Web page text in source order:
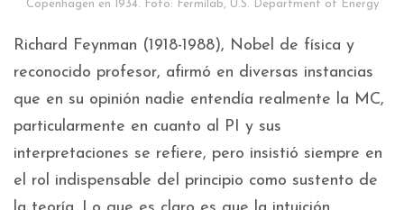
Copenhagen en 1934. Foto: Fermilab, U.S. Department of Energy
Richard Feynman (1918-1988), Nobel de física y
reconocido profesor, afirmó en diversas instancias
que en su opinión nadie entendía realmente la MC,
particularmente en cuanto al PI y sus
interpretaciones se refiere, pero insistió siempre en
el rol indispensable del principio como sustento de